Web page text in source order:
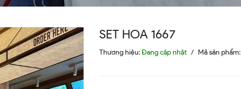
SET HOA 1667
Thương hiệu:Đang cập nhật / Mã sản phẩm: